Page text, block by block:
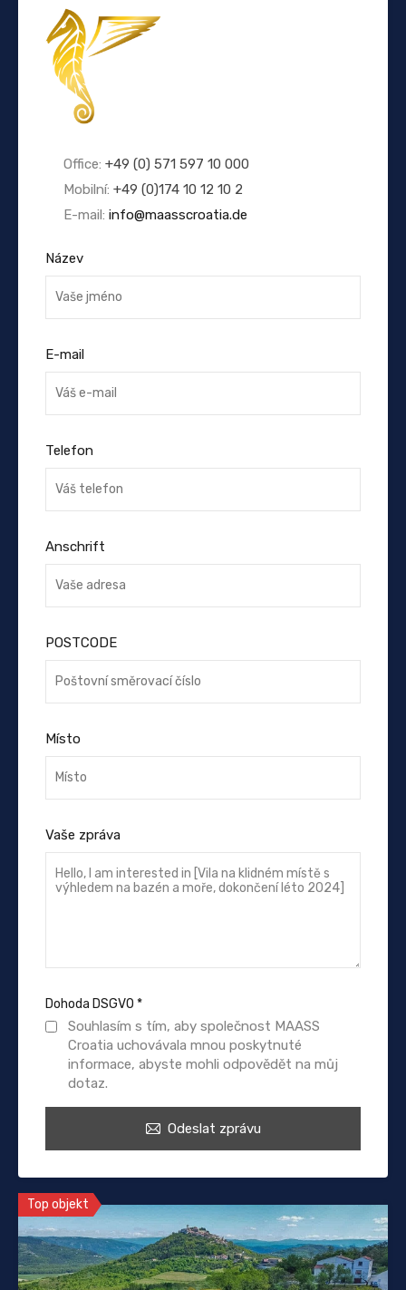
Office: +49 (0) 571 597 10 000
Mobilní: +49 (0)174 10 12 10 2
E-mail: info@maasscroatia.de
Název
E-mail
Telefon
Anschrift
POSTCODE
Místo
Vaše zpráva
Dohoda DSGVO *
Souhlasím s tím, aby společnost MAASS
Croatia uchovávala mnou poskytnuté
informace, abyste mohli odpovědět na můj
dotaz.
Odeslat zprávu
Top objekt